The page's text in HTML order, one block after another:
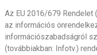
Az EU 2016/679 Rendelet
az információs
információszabadságról
(továbbiakban: Infotv.)